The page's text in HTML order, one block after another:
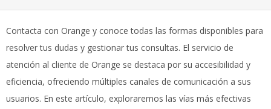
Contacta con Orange y conoce todas las formas disponibles para
resolver tus dudas y gestionar tus consultas. El servicio de
atención al cliente de Orange se destaca por su accesibilidad y
eficiencia, ofreciendo múltiples canales de comunicación a sus
usuarios. En este artículo, exploraremos las vías más efectivas